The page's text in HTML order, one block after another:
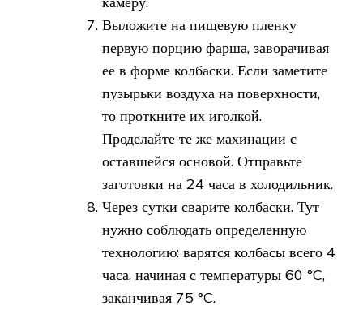
Выложите на пищевую пленку
первую порцию фарша, заворачивая
ее в форме колбаски. Если заметите
пузырьки воздуха на поверхности,
то проткните их иголкой.
Проделайте те же махинации с
оставшейся основой. Отправьте
заготовки на 24 часа в холодильник.
Через сутки сварите колбаски. Тут
нужно соблюдать определенную
технологию: варятся колбасы всего 4
часа, начиная с температуры 60 °C,
заканчивая 75 °C.